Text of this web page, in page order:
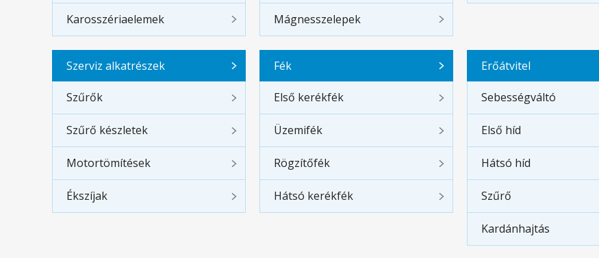
Karosszériaelemek Mágnesszelepek
Szerviz alkatrészek
Szűrők
Szűrő készletek
Motortömítések
Ékszíjak
Fék
Első kerékfék
Üzemifék
Rögzítőfék
Hátsó kerékfék
Erőátvitel
Sebességváltó
Első híd
Hátsó híd
Szűrő
Kardánhajtás